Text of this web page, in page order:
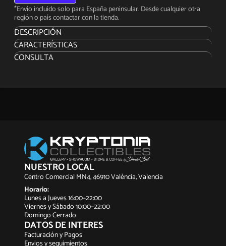
*Envío incluido solo para España peninsular. Desde cualquier otra
región o país contactar con la tienda.
DESCRIPCIÓN
CARACTERÍSTICAS
CONSULTA
NUESTRO LOCAL
Centro Comercial MN4, 46910 València, Valencia
Horario:
Lunes a Jueves 16:00–22:00
Viernes y Sábado 10:00–22:00
Domingo Cerrado
DATOS DE INTERES
Facturación y Pagos